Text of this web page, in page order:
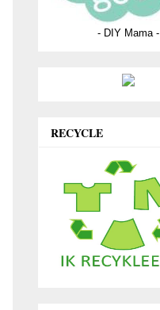
- DIY Mama -
RECYCLE